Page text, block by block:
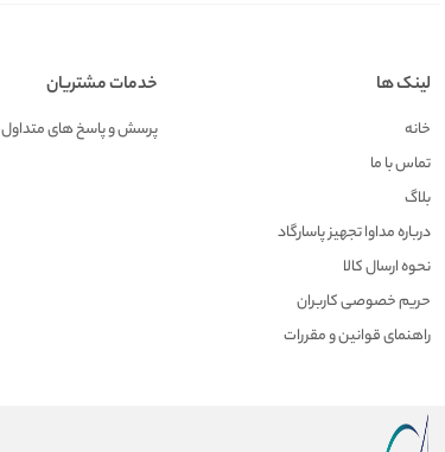
لینک ها
خانه
تماس با ما
بلاگ
درباره مداوا تجهیز پاسارگاد
نحوه ارسال کالا
حریم خصوصی کاربران
راهنمای قوانین و مقررات
خدمات مشتریان
پرسش و پاسخ های متداول